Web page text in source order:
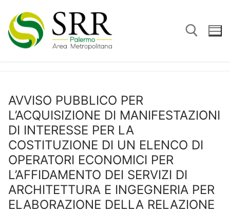
contenuto
AVVISO PUBBLICO PER
L’ACQUISIZIONE DI MANIFESTAZIONI
DI INTERESSE PER LA
COSTITUZIONE DI UN ELENCO DI
OPERATORI ECONOMICI PER
L’AFFIDAMENTO DEI SERVIZI DI
ARCHITETTURA E INGEGNERIA PER
ELABORAZIONE DELLA RELAZIONE